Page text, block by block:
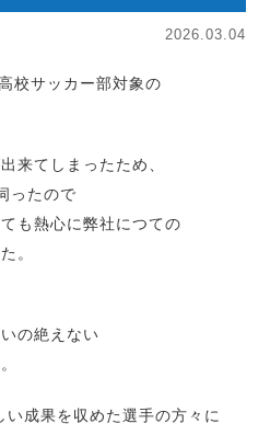
2026.03.04
サッカー部対象の
来てしまったため、
ったので
も熱心に弊社につての
。
の絶えない
成果を収めた選手の方々に